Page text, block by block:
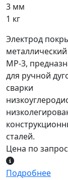
3 мм
1 кг
Электрод
МР-3,
для ручной
сварки
сталей.
Цена по
Подробнее